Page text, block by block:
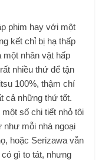
phim hay với một
kết chỉ bị hạ thấp
một nhân vật hấp
nhiều thứ để tận
100%, thậm chí
cả những thứ tốt.
số chi tiết nhỏ tôi
như mỗi nhà ngoại
hoặc Serizawa vẫn
gì to tát, nhưng